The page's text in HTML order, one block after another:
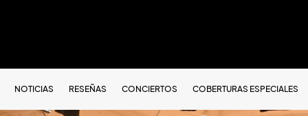
NOTICIAS RESEÑAS CONCIERTOS COBERTURAS ESPECIALES